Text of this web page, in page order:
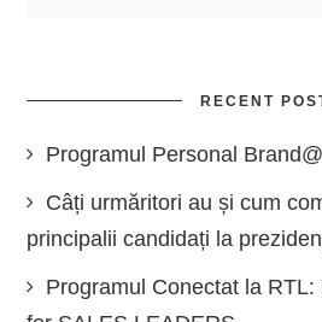
RECENT
Programul Personal
Câți urmăritori au și cum
principalii candidați la
Programul Conectat la